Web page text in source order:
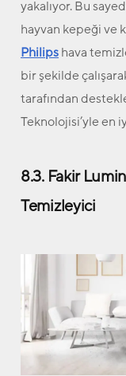
yakalıyor. Bu
hayvan kepeği ve
Philipshava
bir şekilde
tarafından
Teknolojisi’yle en
8.3. Fakir
Temizleyici